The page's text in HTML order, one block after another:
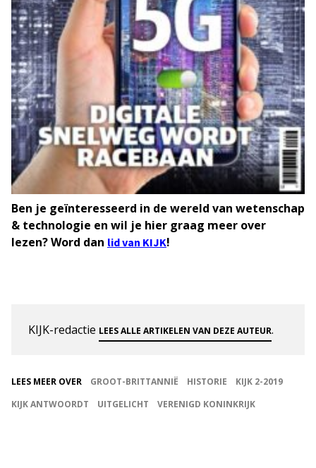
Ben je geïnteresseerd in de wereld van wetenschap
& technologie en wil je hier graag meer over
lezen? Word dan lid van KIJK!
KIJK-redactie LEES ALLE ARTIKELEN VAN DEZE AUTEUR.
LEES MEER OVER GROOT-BRITTANNIË HISTORIE
KIJK 2-2019
KIJK ANTWOORDT
UITGELICHT VERENIGD KONINKRIJK